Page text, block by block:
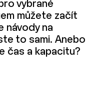
vybrané
můžete začít
návody na
to sami. Anebo
čas a kapacitu?